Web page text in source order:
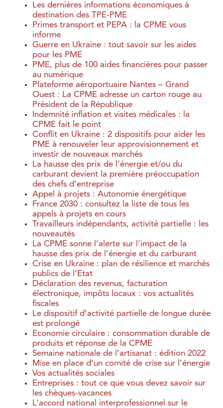
Les dernières informations économiques à
destination des TPE-PME
Primes transport et PEPA : la CPME vous
informe
Guerre en Ukraine : tout savoir sur les aides
pour les PME
PME, plus de 100 aides financières pour passer
au numérique
Plateforme aéroportuaire Nantes – Grand
Ouest : La CPME adresse un carton rouge au
Président de la République
Indemnité inflation et visites médicales : la
CPME fait le point
Conflit en Ukraine : 2 dispositifs pour aider les
PME à renouveler leur approvisionnement et
investir de nouveaux marchés
La hausse des prix de l’énergie et/ou du
carburant devient la première préoccupation
des chefs d’entreprise
Appel à projets : Autonomie énergétique
France 2030 : consultez la liste de tous les
appels à projets en cours
Travailleurs indépendants, activité partielle : les
nouveautés
La CPME sonne l’alerte sur l’impact de la
hausse des prix de l’énergie et du carburant
Crise en Ukraine : plan de résilience et marchés
publics de l’Etat
Déclaration des revenus, facturation
électronique, impôts locaux : vos actualités
fiscales
Le dispositif d’activité partielle de longue durée
est prolongé
Economie circulaire : consommation durable de
produits et réponse de la CPME
Semaine nationale de l’artisanat : édition 2022
Mise en place d’un comité de crise sur l’énergie
Vos actualités sociales
Entreprises : tout ce que vous devez savoir sur
les chèques-vacances
L’accord national interprofessionnel sur le